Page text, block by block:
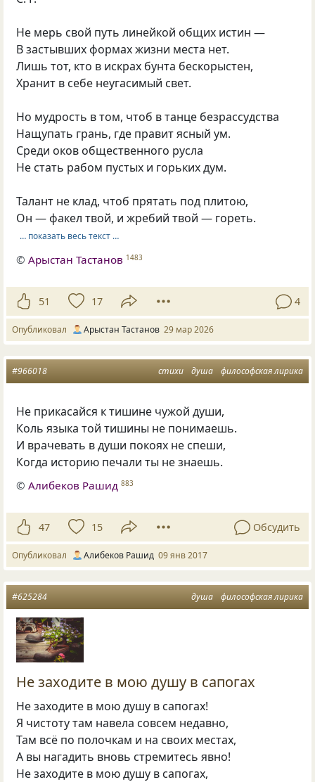
Не мерь свой путь линейкой общих истин —
В застывших формах жизни места нет.
Лишь тот, кто в искрах бунта бескорыстен,
Хранит в себе неугасимый свет.
Но мудрость в том, чтоб в танце безрассудства
Нащупать грань, где правит ясный ум.
Среди оков общественного русла
Не стать рабом пустых и горьких дум.
Талант не клад, чтоб прятать под плитою,
Он — факел твой, и жребий твой — гореть.
… показать весь текст …
©Арыстан Тастанов 1483
51 17 4
Опубликовал Арыстан Тастанов 29 мар 2026
стихи душа философская лирика
#966018
Не прикасайся к тишине чужой души,
Коль языка той тишины не понимаешь.
И врачевать в души покоях не спеши,
Когда историю печали ты не знаешь.
©Алибеков Рашид 883
47 15 Обсудить
Опубликовал Алибеков Рашид 09 янв 2017
душа философская лирика
#625284
Не заходите в мою душу в сапогах
Не заходите в мою душу в сапогах!
Я чистоту там навела совсем недавно,
Там всё по полочкам и на своих местах,
А вы нагадить вновь стремитесь явно!
Не заходите в мою душу в сапогах,